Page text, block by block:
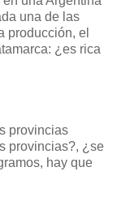
una de las
producción, el
¿es rica
provincias
provincias?, ¿se
hay que